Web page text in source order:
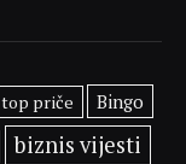
top priče Bingo
biznis vijesti